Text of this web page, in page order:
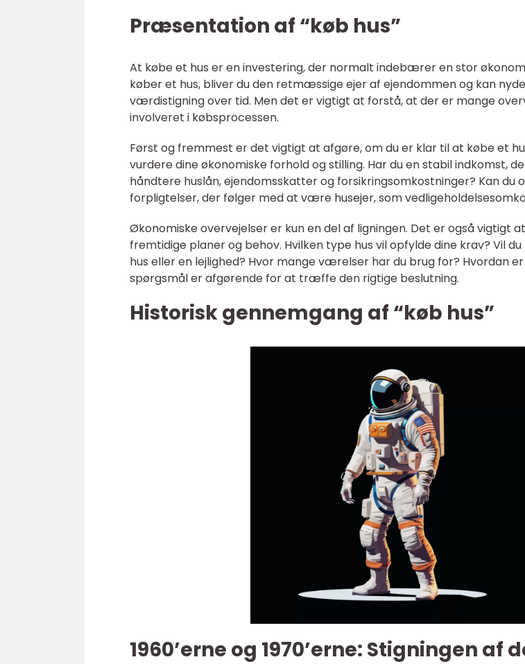
Præsentation af “køb hus”
At købe et hus er en investering, der normalt indebærer en stor
køber et hus, bliver du den retmæssige ejer af ejendommen og kan
værdistigning over tid. Men det er vigtigt at forstå, at der er mange
involveret i købsprocessen.
Først og fremmest er det vigtigt at afgøre, om du er klar til at købe et
vurdere dine økonomiske forhold og stilling. Har du en stabil indkomst,
håndtere huslån, ejendomsskatter og forsikringsomkostninger? Kan du
forpligtelser, der følger med at være husejer, som
Økonomiske overvejelser er kun en del af ligningen. Det er også vigtigt
fremtidige planer og behov. Hvilken type hus vil opfylde dine krav? Vil
hus eller en lejlighed? Hvor mange værelser har du brug for? Hvordan
spørgsmål er afgørende for at træffe den rigtige beslutning.
Historisk gennemgang af “køb hus”
1960’erne og 1970’erne: Stigningen af